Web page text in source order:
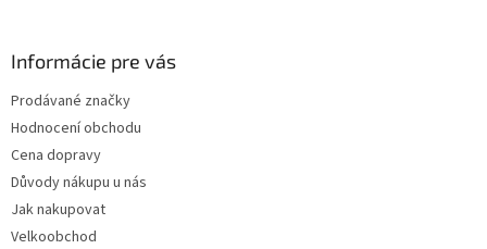
Informácie pre vás
Prodávané značky
Hodnocení obchodu
Cena dopravy
Důvody nákupu u nás
Jak nakupovat
Velkoobchod